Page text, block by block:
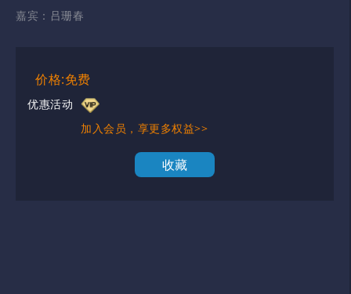
嘉宾： 吕珊春
价格:免费
优惠活动
加入会员，享更多权益>>
收藏